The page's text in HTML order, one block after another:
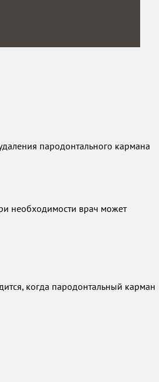
пародонтального кармана
необходимости врач может
когда пародонтальный карман